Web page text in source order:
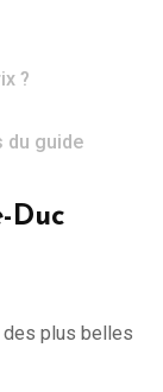
?
du guide
Duc
des plus belles